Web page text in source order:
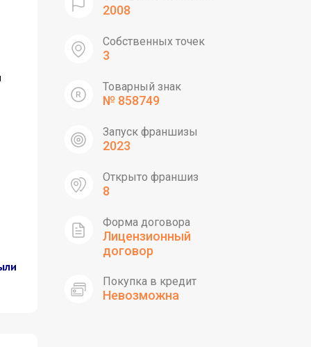
2008
Собственных точек
3
Товарный знак
№ 858749
Запуск франшизы
2023
Открыто франшиз
8
Форма договора
Лицензионный
договор
Покупка в кредит
Невозможна